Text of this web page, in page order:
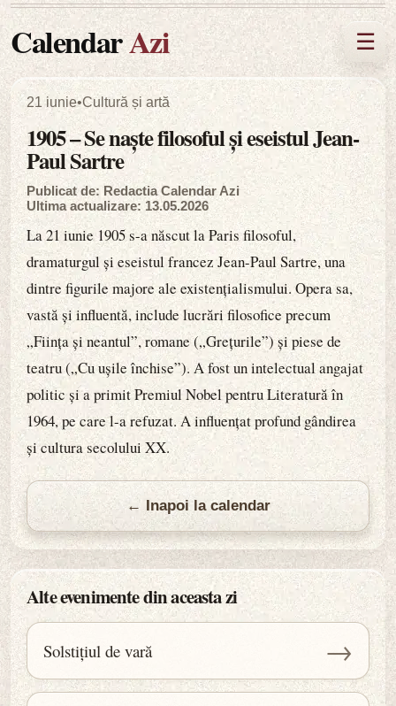
CalendarAzi ☰
21 iunie•Cultură și artă
1905 – Se naște filosoful și eseistul Jean-
Paul Sartre
Publicat de: Redactia Calendar Azi
Ultima actualizare: 13.05.2026
La 21 iunie 1905 s-a născut la Paris filosoful,
dramaturgul și eseistul francez Jean-Paul Sartre, una
dintre figurile majore ale existențialismului. Opera sa,
vastă și influentă, include lucrări filosofice precum
„Ființa și neantul”, romane („Grețurile”) și piese de
teatru („Cu ușile închise”). A fost un intelectual angajat
politic și a primit Premiul Nobel pentru Literatură în
1964, pe care l-a refuzat. A influențat profund gândirea
și cultura secolului XX.
← Inapoi la calendar
Alte evenimente din aceasta zi
Solstițiul de vară →